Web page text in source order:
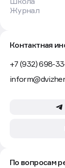
Журнал
Контактная
+7 (932) 698-
По вопросам